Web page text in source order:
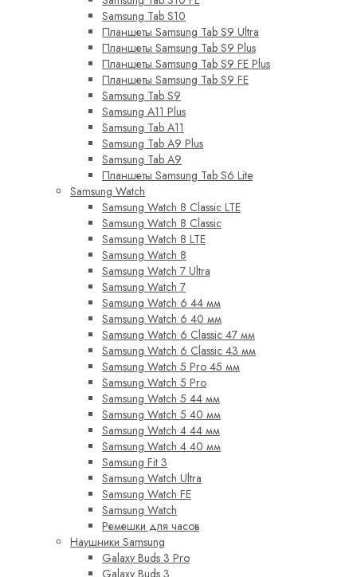
Samsung Tab S10
Планшеты Samsung Tab S9 Ultra
Планшеты Samsung Tab S9 Plus
Планшеты Samsung Tab S9 FE Plus
Планшеты Samsung Tab S9 FE
Samsung Tab S9
Samsung A11 Plus
Samsung Tab A11
Samsung Tab A9 Plus
Samsung Tab A9
Планшеты Samsung Tab S6 Lite
Samsung Watch
Samsung Watch 8 Classic LTE
Samsung Watch 8 Classic
Samsung Watch 8 LTE
Samsung Watch 8
Samsung Watch 7 Ultra
Samsung Watch 7
Samsung Watch 6 44 мм
Samsung Watch 6 40 мм
Samsung Watch 6 Classic 47 мм
Samsung Watch 6 Classic 43 мм
Samsung Watch 5 Pro 45 мм
Samsung Watch 5 Pro
Samsung Watch 5 44 мм
Samsung Watch 5 40 мм
Samsung Watch 4 44 мм
Samsung Watch 4 40 мм
Samsung Fit 3
Samsung Watch Ultra
Samsung Watch FE
Samsung Watch
Ремешки для часов
Наушники Samsung
Galaxy Buds 3 Pro